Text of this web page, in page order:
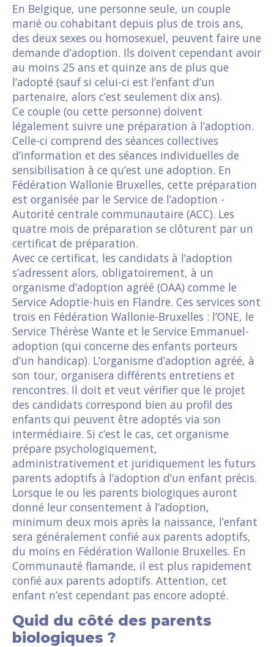
En Belgique, une personne seule, un couple
marié ou cohabitant depuis plus de trois ans,
des deux sexes ou homosexuel, peuvent faire une
demande d’adoption. Ils doivent cependant avoir
au moins 25 ans et quinze ans de plus que
l’adopté (sauf si celui-ci est l’enfant d’un
partenaire, alors c’est seulement dix ans).
Ce couple (ou cette personne) doivent
légalement suivre une préparation à l’adoption.
Celle-ci comprend des séances collectives
d’information et des séances individuelles de
sensibilisation à ce qu’est une adoption. En
Fédération Wallonie Bruxelles, cette préparation
est organisée par le Service de l’adoption -
Autorité centrale communautaire (ACC). Les
quatre mois de préparation se clôturent par un
certificat de préparation.
Avec ce certificat, les candidats à l’adoption
s’adressent alors, obligatoirement, à un
organisme d’adoption agréé (OAA) comme le
Service Adoptie-huis en Flandre. Ces services sont
trois en Fédération Wallonie-Bruxelles : l’ONE, le
Service Thérèse Wante et le Service Emmanuel-
adoption (qui concerne des enfants porteurs
d’un handicap). L’organisme d’adoption agréé, à
son tour, organisera différents entretiens et
rencontres. Il doit et veut vérifier que le projet
des candidats correspond bien au profil des
enfants qui peuvent être adoptés via son
intermédiaire. Si c’est le cas, cet organisme
prépare psychologiquement,
administrativement et juridiquement les futurs
parents adoptifs à l’adoption d’un enfant précis.
Lorsque le ou les parents biologiques auront
donné leur consentement à l’adoption,
minimum deux mois après la naissance, l’enfant
sera généralement confié aux parents adoptifs,
du moins en Fédération Wallonie Bruxelles. En
Communauté flamande, il est plus rapidement
confié aux parents adoptifs. Attention, cet
enfant n’est cependant pas encore adopté.
Quid du côté des parents
biologiques ?